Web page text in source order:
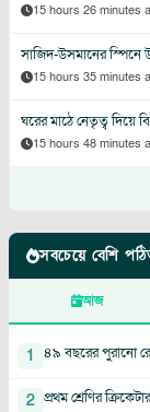
15 hours 26 minutes
সাজিদ-উসমানের স্পিনে
15 hours 35 minutes
ঘরের মাঠে নেতৃত্ব দিয়ে
15 hours 48 minutes
সবচেয়ে বেশি
আজ
1 ৪৯ বছরের পুরানো
2 প্রথম শ্রেণির